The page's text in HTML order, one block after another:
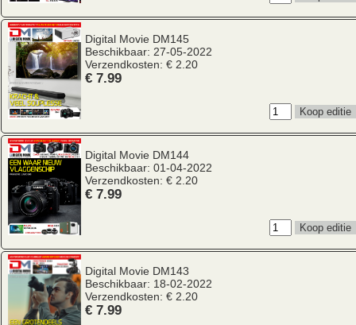
Digital Movie DM145
Beschikbaar: 27-05-2022
Verzendkosten: € 2.20
€ 7.99
Digital Movie DM144
Beschikbaar: 01-04-2022
Verzendkosten: € 2.20
€ 7.99
Digital Movie DM143
Beschikbaar: 18-02-2022
Verzendkosten: € 2.20
€ 7.99